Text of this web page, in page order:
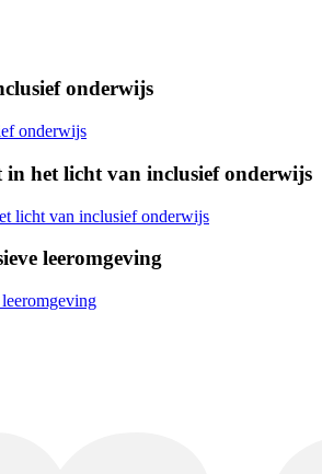
onderwijs
onderwijs
in het licht van inclusief onderwijs
licht van inclusief onderwijs
leeromgeving